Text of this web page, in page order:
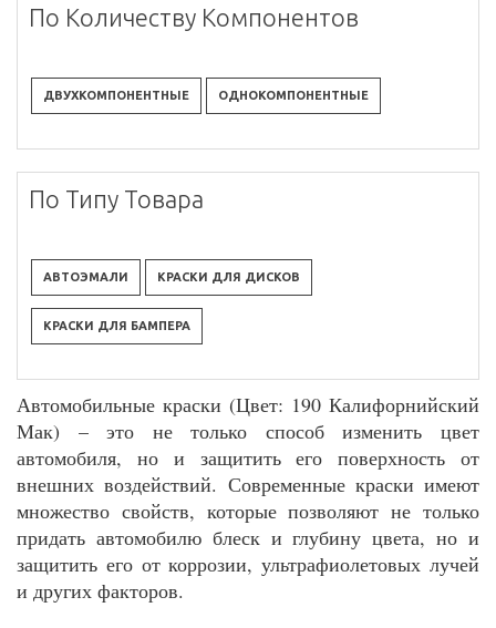
По Количеству Компонентов
ДВУХКОМПОНЕНТНЫЕ ОДНОКОМПОНЕНТНЫЕ
По Типу Товара
АВТОЭМАЛИ КРАСКИ ДЛЯ ДИСКОВ
КРАСКИ ДЛЯ БАМПЕРА
Автомобильные краски (Цвет: 190 Калифорнийский
Мак) – это не только способ изменить цвет
автомобиля, но и защитить его поверхность от
внешних воздействий. Современные краски имеют
множество свойств, которые позволяют не только
придать автомобилю блеск и глубину цвета, но и
защитить его от коррозии, ультрафиолетовых лучей
и других факторов.